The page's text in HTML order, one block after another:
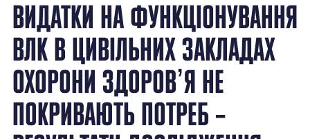
ВИДАТКИ НА ФУНКЦІОНУВАННЯ
ВЛК В ЦИВІЛЬНИХ ЗАКЛАДАХ
ОХОРОНИ ЗДОРОВʼЯ НЕ
ПОКРИВАЮТЬ ПОТРЕБ –